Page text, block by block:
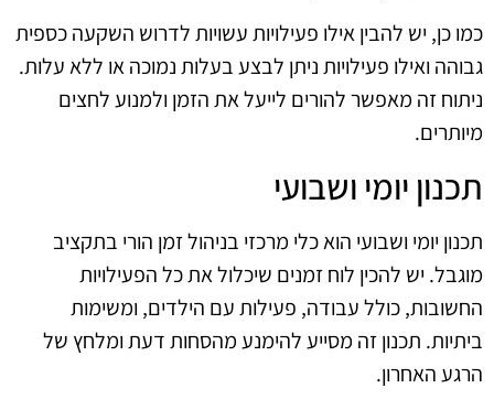
כמו כן, יש להבין אילו פעילויות עשויות לדרוש השקעה כספית
גבוהה ואילו פעילויות ניתן לבצע בעלות נמוכה או ללא עלות.
ניתוח זה מאפשר להורים לייעל את הזמן ולמנוע לחצים
מיותרים.
תכנון יומי ושבועי
תכנון יומי ושבועי הוא כלי מרכזי בניהול זמן הורי בתקציב
מוגבל. יש להכין לוח זמנים שיכלול את כל הפעילויות
החשובות, כולל עבודה, פעילות עם הילדים, ומשימות
ביתיות. תכנון זה מסייע להימנע מהסחות דעת ומלחץ של
הרגע האחרון.